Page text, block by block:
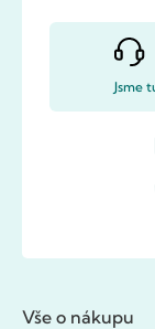
Jsme
Vše o nákupu